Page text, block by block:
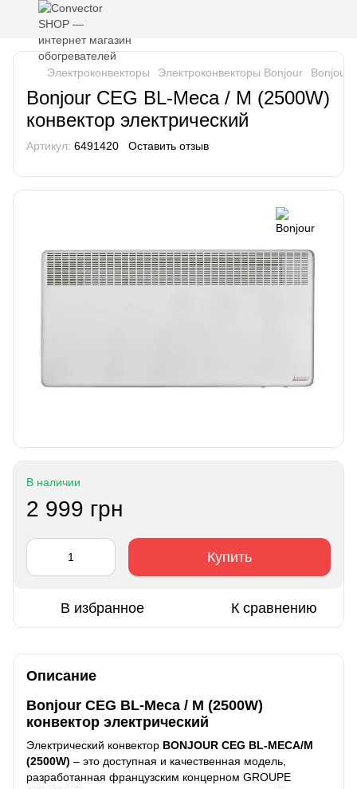
Электроконвекторы Электроконвекторы Bonjour Bonjour
Bonjour CEG BL-Meca / M (2500W)
конвектор электрический
Артикул: 6491420 Оставить отзыв
В наличии
2 999 грн
Купить
В избранное К сравнению
Описание
Bonjour CEG BL-Meca / M (2500W)
конвектор электрический
Электрический конвектор BONJOUR CEG BL-MECA/M
(2500W) – это доступная и качественная модель,
разработанная французским концерном GROUPE